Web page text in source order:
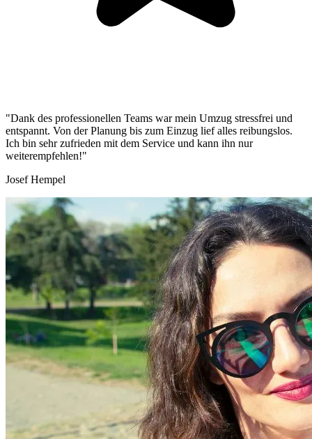
"Dank des professionellen Teams war mein Umzug stressfrei und
entspannt. Von der Planung bis zum Einzug lief alles reibungslos.
Ich bin sehr zufrieden mit dem Service und kann ihn nur
weiterempfehlen!"
Josef Hempel